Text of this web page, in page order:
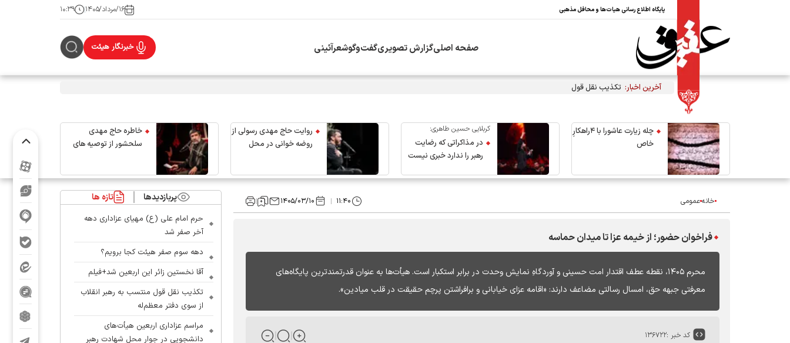
پایگاه اطلاع رسانی هیات‌ها و محافل مذهبی ۱۶/مرداد/۱۴۰۵ ۱۰:۳۹
صفحه اصلیگزارش تصویریگفت‌وگوشعرآئینی خبرنگار هیئت
آخرین اخبار: تکذیب نقل قول منتسب به رهبر انقلاب از سوی دفتر معظم‌له
چله زیارت عاشورا با ۴راهکارِ
خاص
کربلایی حسین طاهری:
در مذاکراتی که رضایت
رهبر را ندارد خبری نیست
روایت حاج مهدی رسولی از
روضه خوانی در محل
خاطره حاج مهدی
سلحشور از توصیه های
خانهعمومی ۱۱:۴۰ ۱۴۰۵/۰۳/۱۰
فراخوان حضور؛ از خیمه عزا تا میدان حماسه
محرم ۱۴۰۵، نقطه عطف اقتدار امت حسینی و آوردگاهِ نمایش وحدت در برابر استکبار است. هیأت‌ها به عنوان قدرتمندترین پایگاه‌های
معرفتی جبهه حق، امسال رسالتی مضاعف دارند: «اقامه عزای خیابانی و برافراشتن پرچم حقیقت در قلب میادین».
کد خبر :۱۳۶۷۲۲
پربازدیدها تازه ها
حرم امام علی (ع) مهیای عزاداری دهه
آخر صفر شد
دهه سوم صفر هیئت کجا برویم؟
آقا نخستین زائر این اربعین شد+فیلم
تکذیب نقل قول منتسب به رهبر انقلاب
از سوی دفتر معظم‌له
مراسم عزاداری اربعین هیأت‌های
دانشجویی در جوار محل شهادت رهبر